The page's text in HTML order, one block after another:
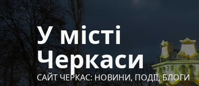
Перейти
до
вмісту
У місті
Черкаси
САЙТ ЧЕРКАС: НОВИНИ, ПОДІЇ, БЛОГИ